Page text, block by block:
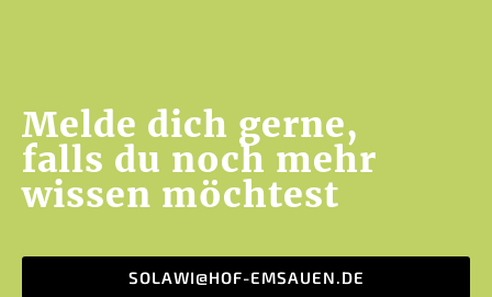
Melde dich gerne,
falls du noch mehr
wissen möchtest
SOLAWI@HOF-EMSAUEN.DE